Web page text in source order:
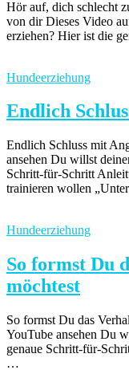
Hör auf, dich schlecht
von dir Dieses Video
erziehen? Hier ist die
Hundeerziehung
Endlich
Endlich Schluss mit
ansehen Du willst
Schritt-für-Schritt
trainieren wollen
Hundeerziehung
So formst Du
möchtest
So formst Du das
YouTube ansehen Du
genaue Schritt-für-
…